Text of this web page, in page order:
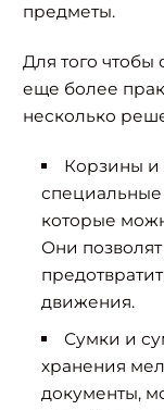
предметы.
Для того чтобы
еще более
несколько
Корзины и
которые
Они
движения.
Сумки и
хранения
документы,